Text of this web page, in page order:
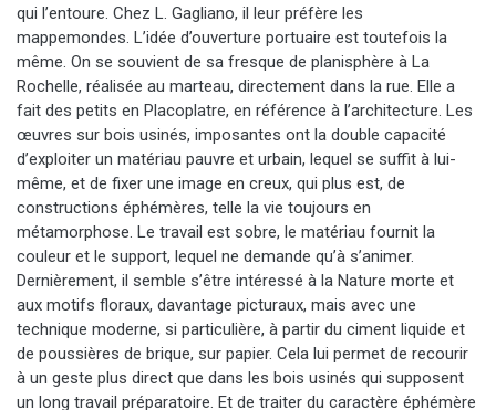
qui l’entoure. Chez L. Gagliano, il leur préfère les
mappemondes. L’idée d’ouverture portuaire est toutefois la
même. On se souvient de sa fresque de planisphère à La
Rochelle, réalisée au marteau, directement dans la rue. Elle a
fait des petits en Placoplatre, en référence à l’architecture. Les
œuvres sur bois usinés, imposantes ont la double capacité
d’exploiter un matériau pauvre et urbain, lequel se suffit à lui-
même, et de fixer une image en creux, qui plus est, de
constructions éphémères, telle la vie toujours en
métamorphose. Le travail est sobre, le matériau fournit la
couleur et le support, lequel ne demande qu’à s’animer.
Dernièrement, il semble s’être intéressé à la Nature morte et
aux motifs floraux, davantage picturaux, mais avec une
technique moderne, si particulière, à partir du ciment liquide et
de poussières de brique, sur papier. Cela lui permet de recourir
à un geste plus direct que dans les bois usinés qui supposent
un long travail préparatoire. Et de traiter du caractère éphémère